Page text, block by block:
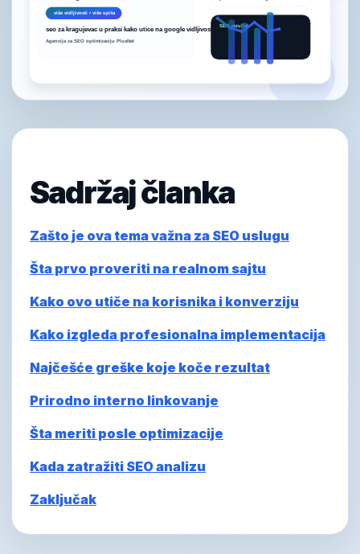
Sadržaj članka
Zašto je ova tema važna za SEO uslugu
Šta prvo proveriti na realnom sajtu
Kako ovo utiče na korisnika i konverziju
Kako izgleda profesionalna implementacija
Najčešće greške koje koče rezultat
Prirodno interno linkovanje
Šta meriti posle optimizacije
Kada zatražiti SEO analizu
Zaključak